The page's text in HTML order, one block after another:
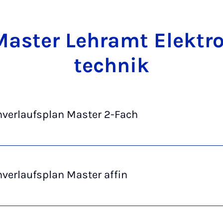
Lehr­amt
tech­nik
Master 2-Fach
Master affin